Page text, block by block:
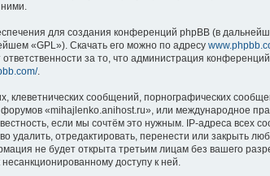
ними.
для создания конференций phpBB (в
«GPL»). Скачать его можно по адресу
за то, что администрация
.
клеветнических сообщений, порнографических
форумов «mihajlenko.anihost.ru», или международное
если мы сочтём это нужным. IP-адреса всех
отредактировать, перенести или закрыть
не будет открыта третьим лицам без вашего
доступу к ней.